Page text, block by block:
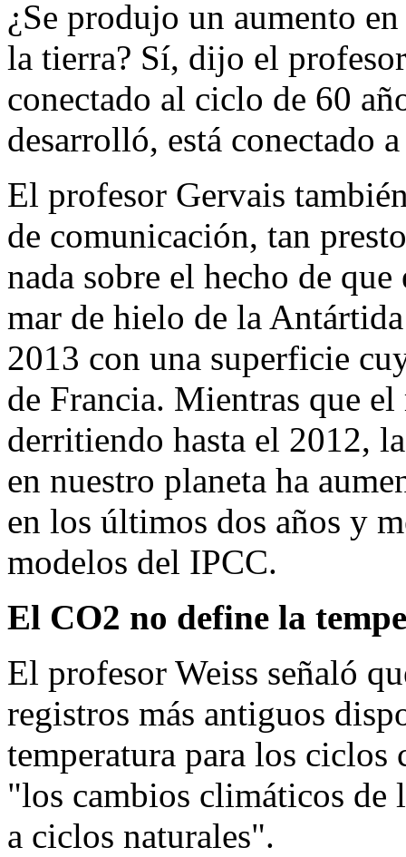
¿Se produjo un aumento
la tierra? Sí, dijo el
conectado al ciclo de 60
desarrolló, está conectado
El profesor Gervais
de comunicación, tan
nada sobre el hecho de
mar de hielo de la
2013 con una superficie
de Francia. Mientras que
derritiendo hasta el 2012,
en nuestro planeta ha
en los últimos dos años y
modelos del IPCC.
El CO2 no define la
El profesor Weiss señaló
registros más antiguos
temperatura para los
"los cambios climáticos de
a ciclos naturales".